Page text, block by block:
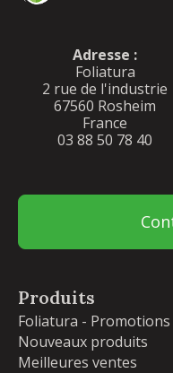
Adresse :
Foliatura
2 rue de l'industrie
67560 Rosheim
France
03 88 50 78 40
Produits
Foliatura - Promotions
Nouveaux produits
Meilleures ventes